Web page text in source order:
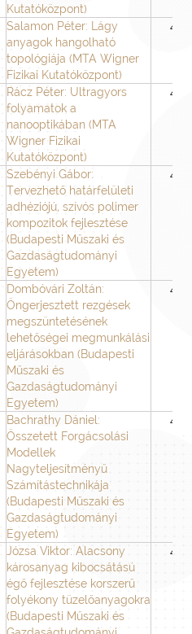
Kutatóközpont)
Salamon Péter: Lágy
anyagok hangolható
topológiája (MTA Wigner
Fizikai Kutatóközpont)
48
Rácz Péter: Ultragyors
folyamatok a
nanooptikában (MTA
Wigner Fizikai
Kutatóközpont)
45
Szebényi Gábor:
Tervezhető határfelületi
adhéziójú, szívós polimer
kompozitok fejlesztése
(Budapesti Műszaki és
Gazdaságtudományi
Egyetem)
48
Dombóvári Zoltán:
Öngerjesztett rezgések
megszüntetésének
lehetőségei megmunkálási
eljárásokban (Budapesti
Műszaki és
Gazdaságtudományi
Egyetem)
48
Bachrathy Dániel:
Összetett Forgácsolási
Modellek
Nagyteljesítményű
Számítástechnikája
(Budapesti Műszaki és
Gazdaságtudományi
Egyetem)
48
Józsa Viktor: Alacsony
károsanyag kibocsátású
égő fejlesztése korszerű
folyékony tüzelőanyagokra
(Budapesti Műszaki és
48